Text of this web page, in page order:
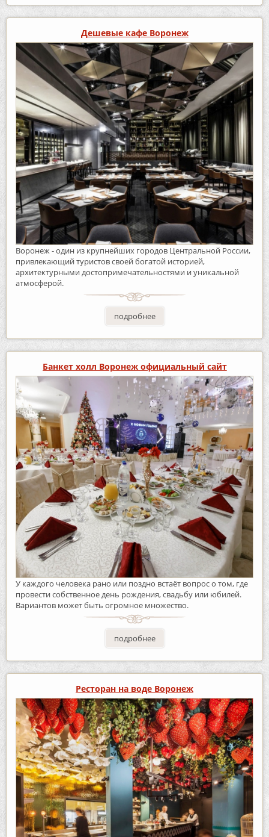
Дешевые кафе Воронеж
Воронеж - один из крупнейших городов Центральной России,
привлекающий туристов своей богатой историей,
архитектурными достопримечательностями и уникальной
атмосферой.
подробнее
Банкет холл Воронеж официальный сайт
У каждого человека рано или поздно встаёт вопрос о том, где
провести собственное день рождения, свадьбу или юбилей.
Вариантов может быть огромное множество.
подробнее
Ресторан на воде Воронеж